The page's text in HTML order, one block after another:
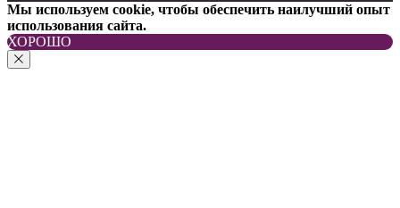
Мы используем cookie, чтобы обеспечить наилучший опыт
использования сайта.
ХОРОШО